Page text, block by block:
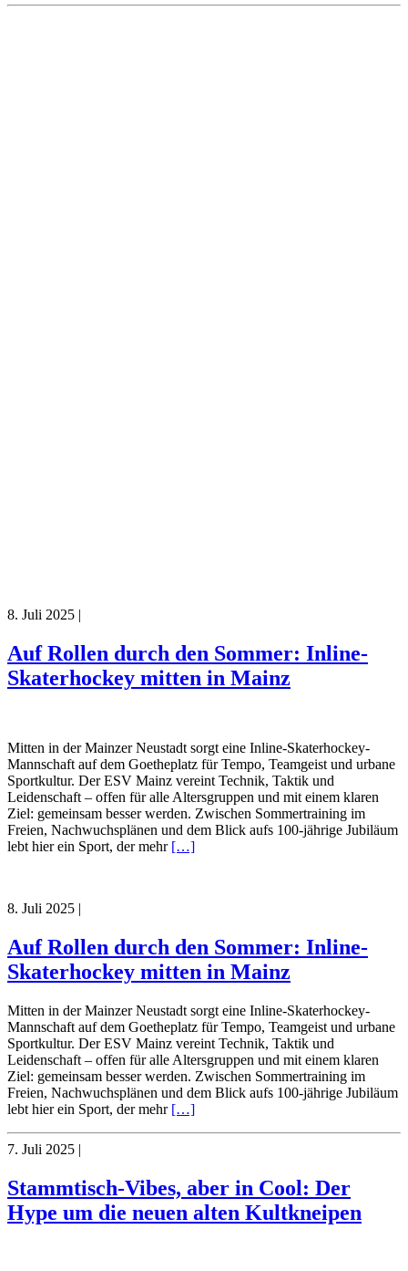
8. Juli 2025 |
Auf Rollen durch den Sommer: Inline-
Skaterhockey mitten in Mainz
Mitten in der Mainzer Neustadt sorgt eine Inline-Skaterhockey-
Mannschaft auf dem Goetheplatz für Tempo, Teamgeist und urbane
Sportkultur. Der ESV Mainz vereint Technik, Taktik und
Leidenschaft – offen für alle Altersgruppen und mit einem klaren
Ziel: gemeinsam besser werden. Zwischen Sommertraining im
Freien, Nachwuchsplänen und dem Blick aufs 100-jährige Jubiläum
lebt hier ein Sport, der mehr […]
8. Juli 2025 |
Auf Rollen durch den Sommer: Inline-
Skaterhockey mitten in Mainz
Mitten in der Mainzer Neustadt sorgt eine Inline-Skaterhockey-
Mannschaft auf dem Goetheplatz für Tempo, Teamgeist und urbane
Sportkultur. Der ESV Mainz vereint Technik, Taktik und
Leidenschaft – offen für alle Altersgruppen und mit einem klaren
Ziel: gemeinsam besser werden. Zwischen Sommertraining im
Freien, Nachwuchsplänen und dem Blick aufs 100-jährige Jubiläum
lebt hier ein Sport, der mehr […]
7. Juli 2025 |
Stammtisch-Vibes, aber in Cool: Der
Hype um die neuen alten Kultkneipen